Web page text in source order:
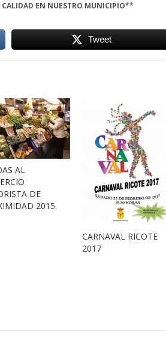
EN NUESTRO MUNICIPIO**
Tweet
AL
DE
2015.
CARNAVAL RICOTE
2017